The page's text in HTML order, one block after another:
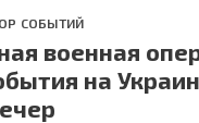
СОБЫТИЙ
военная
на